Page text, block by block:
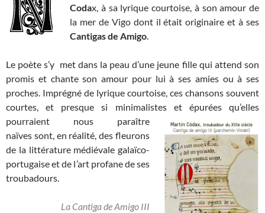
Codax, à sa lyrique courtoise, à son amour de
la mer de Vigo dont il était originaire et à ses
Cantigas de Amigo.
Le poète s’y met dans la peau d’une jeune fille qui attend son
promis et chante son amour pour lui à ses amies ou à ses
proches. Imprégné de lyrique courtoise, ces chansons souvent
courtes, et presque si minimalistes et épurées qu’elles
pourraient nous paraître
naïves sont, en réalité, des fleurons
de la littérature médiévale galaïco-
portugaise et de l’art profane de ses
troubadours.
La Cantiga de Amigo III